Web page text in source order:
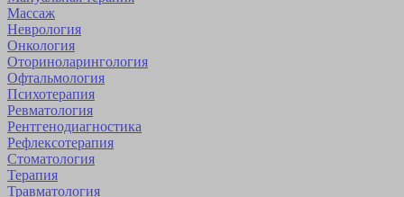
Массаж
Неврология
Онкология
Оторино­ларингология
Офтальмология
Психотерапия
Ревматология
Рентгенодиагностика
Рефлексотерапия
Стоматология
Терапия
Травматология